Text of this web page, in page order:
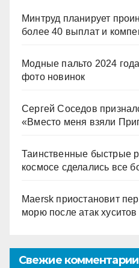
Минтруд планирует
более 40 выплат и
Модные пальто 2024
фото новинок
Сергей Соседов
«Вместо меня взяли
Таинственные быстрые
космосе сделались все
Maersk приостановит
морю после атак хуситов
Свежие комментарии